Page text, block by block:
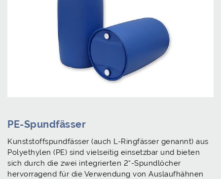
PE-Spundfässer
Kunststoffspundfässer (auch L-Ringfässer genannt) aus
Polyethylen (PE) sind vielseitig einsetzbar und bieten
sich durch die zwei integrierten 2“-Spundlöcher
hervorragend für die Verwendung von Auslaufhähnen